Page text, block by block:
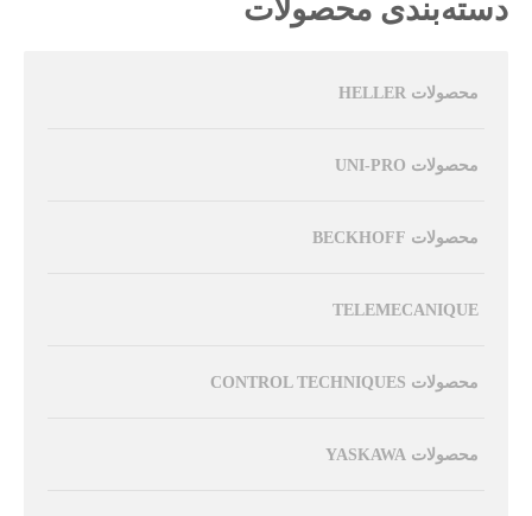
دسته‌بندی محصولات
محصولات HELLER
محصولات UNI-PRO
محصولات BECKHOFF
TELEMECANIQUE
محصولات CONTROL TECHNIQUES
محصولات YASKAWA